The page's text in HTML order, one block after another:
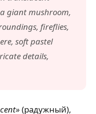
giant mushroom,
fireflies,
soft pastel
details,
(радужный),